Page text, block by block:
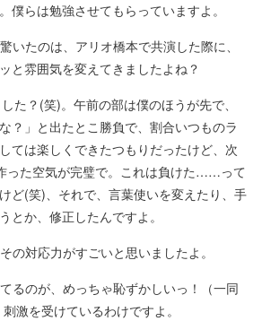
僕らは勉強させてもらっていますよ。
いたのは、アリオ橋本で共演した際に、
と雰囲気を変えてきましたよね？
た？(笑)。午前の部は僕のほうが先で、
？」と出たとこ勝負で、割合いつものラ
ては楽しくできたつもりだったけど、次
った空気が完璧で。これは負けた……って
ど(笑)、それで、言葉使いを変えたり、手
とか、修正したんですよ。
の対応力がすごいと思いましたよ。
るのが、めっちゃ恥ずかしいっ！（一同
激を受けているわけですよ。